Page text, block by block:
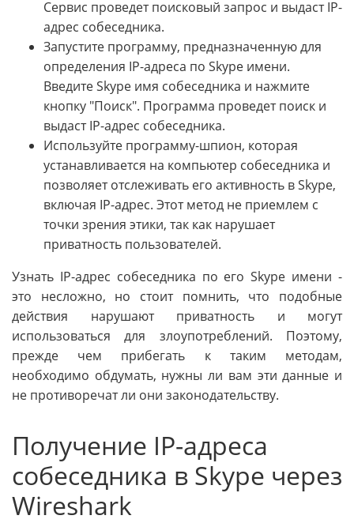
Сервис проведет поисковый запрос и выдаст IP-
адрес собеседника.
Запустите программу, предназначенную для
определения IP-адреса по Skype имени.
Введите Skype имя собеседника и нажмите
кнопку "Поиск". Программа проведет поиск и
выдаст IP-адрес собеседника.
Используйте программу-шпион, которая
устанавливается на компьютер собеседника и
позволяет отслеживать его активность в Skype,
включая IP-адрес. Этот метод не приемлем с
точки зрения этики, так как нарушает
приватность пользователей.
Узнать IP-адрес собеседника по его Skype имени -
это несложно, но стоит помнить, что подобные
действия нарушают приватность и могут
использоваться для злоупотреблений. Поэтому,
прежде чем прибегать к таким методам,
необходимо обдумать, нужны ли вам эти данные и
не противоречат ли они законодательству.
Получение IP-адреса
собеседника в Skype через
Wireshark